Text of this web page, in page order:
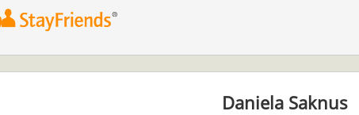
Daniela Saknus